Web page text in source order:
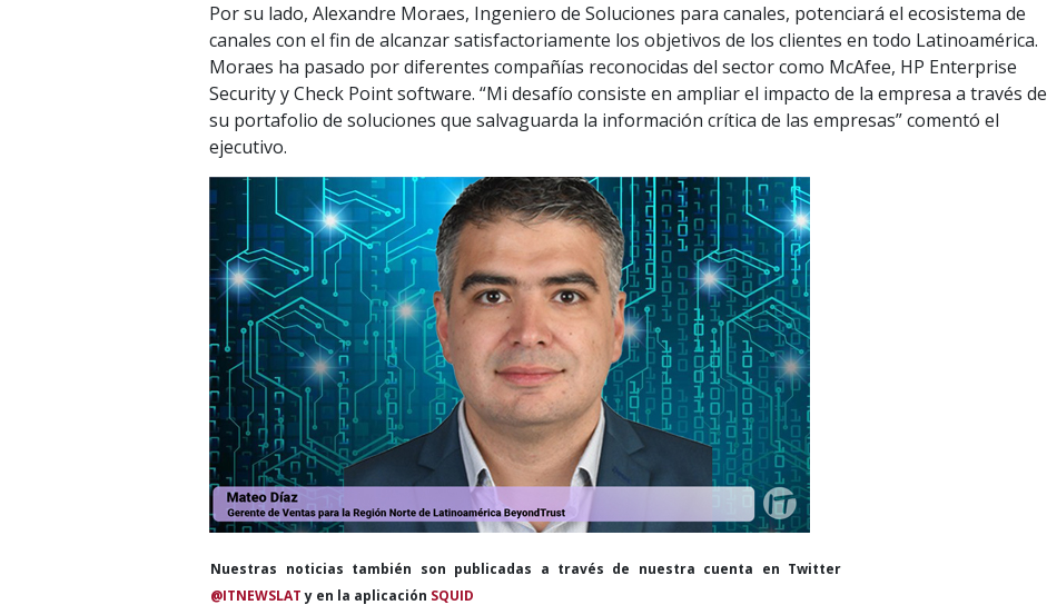
Por su lado, Alexandre Moraes, Ingeniero de Soluciones para canales, potenciará el ecosistema de
canales con el fin de alcanzar satisfactoriamente los objetivos de los clientes en todo Latinoamérica.
Moraes ha pasado por diferentes compañías reconocidas del sector como McAfee, HP Enterprise
Security y Check Point software. “Mi desafío consiste en ampliar el impacto de la empresa a través de
su portafolio de soluciones que salvaguarda la información crítica de las empresas” comentó el
ejecutivo.
Nuestras noticias también son publicadas a través de nuestra cuenta en Twitter
@ITNEWSLATy en la aplicación SQUID